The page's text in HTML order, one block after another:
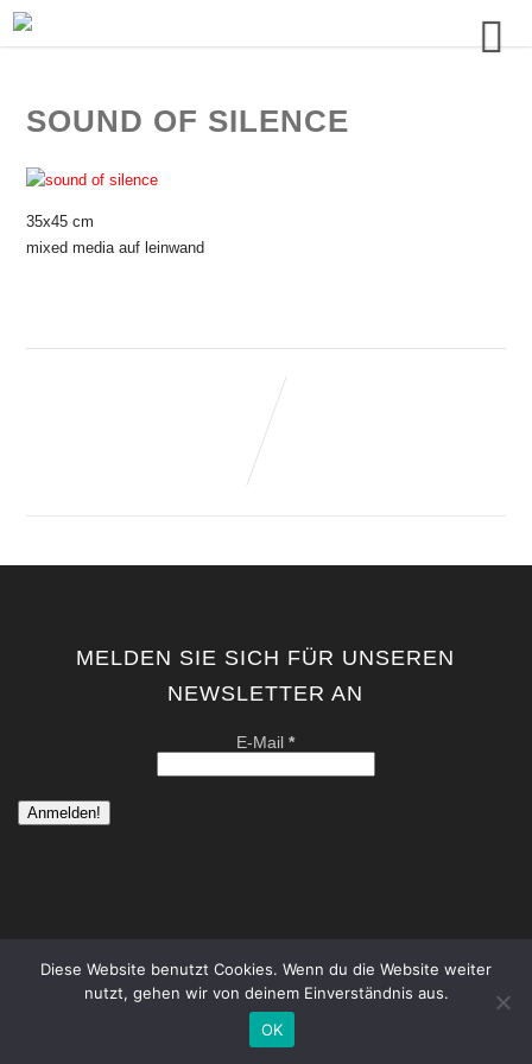
SOUND OF SILENCE
35x45 cm
mixed media auf leinwand
MELDEN SIE SICH FÜR UNSEREN
NEWSLETTER AN
E-Mail*
copyright by kati von schwerin | contemporary artist berlin . all
Datenschutzerklärung
Diese Website benutzt Cookies. Wenn du die Website weiter
nutzt, gehen wir von deinem Einverständnis aus.
OK